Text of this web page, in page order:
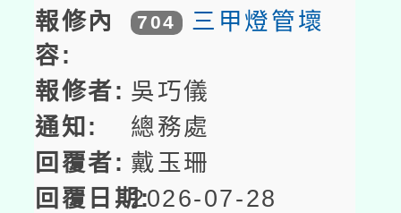
704 三甲燈管壞
吳巧儀
總務處
戴玉珊
2026-07-28